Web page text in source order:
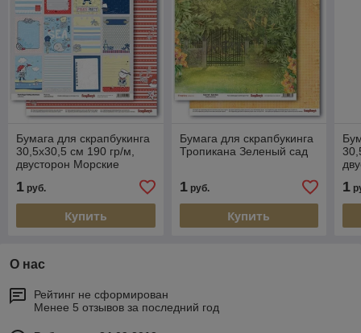
Бумага для скрапбукинга
30,5х30,5 см 190 гр/м,
двусторон Морские
приключения Карточки 2
1 руб.
Купить
Бумага для скрапбукинга
Тропикана Зеленый сад
1руб.
Купить
1
О нас
Рейтинг не сформирован
Менее 5 отзывов за последний год